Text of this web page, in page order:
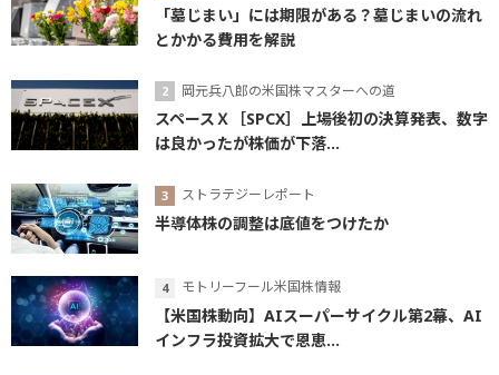
「墓じまい」には期限がある？墓じまいの流れ
とかかる費用を解説
岡元兵八郎の米国株マスターへの道
スペースＸ［SPCX］上場後初の決算発表、数字
は良かったが株価が下落...
ストラテジーレポート
半導体株の調整は底値をつけたか
モトリーフール米国株情報
【米国株動向】AIスーパーサイクル第2幕、AI
インフラ投資拡大で恩恵...